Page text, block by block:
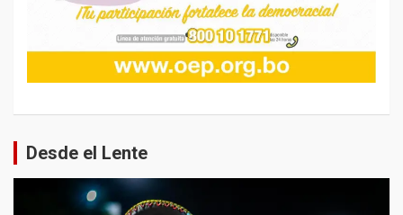
Desde el Lente